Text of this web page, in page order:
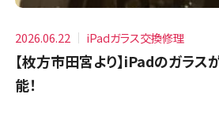
2026.06.22 iPadガラス交換修理
【枚方市田宮より】iPadのガラス
能！